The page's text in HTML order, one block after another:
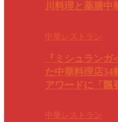
川料理と薬膳中
中華レストラン
『ミシュラン
た中華料理店34
アワードに「飄
中華レストラン